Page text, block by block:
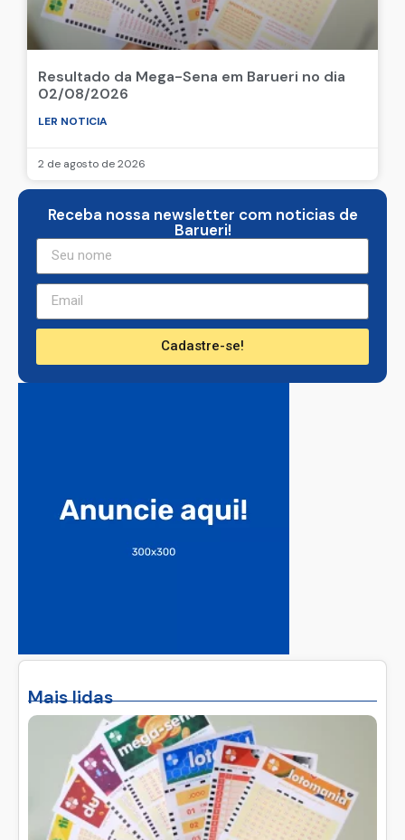
Resultado da Mega-Sena em Barueri no dia
02/08/2026
LER NOTICIA
2 de agosto de 2026
Mais lidas
Receba nossa newsletter com noticias de
Barueri!
Cadastre-se!